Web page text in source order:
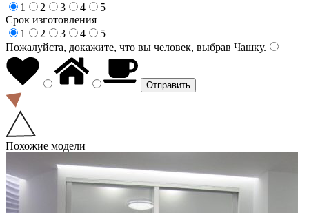
1
2 3 4
5
Срок изготовления
1
2 3 4
5
Пожалуйста, докажите, что вы человек, выбрав Чашку.
Похожие модели